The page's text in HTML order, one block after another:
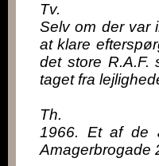
Tv.
Selv om der var
at klare
det store R.A.F.
taget fra
Th.
1966. Et af de
Amagerbrogade